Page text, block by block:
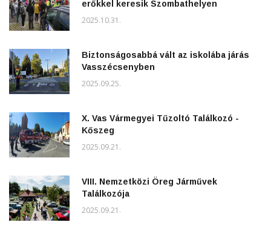
erőkkel keresik Szombathelyen
2025.10.31.
Biztonságosabbá vált az iskolába járás
Vasszécsenyben
2025.09.25.
X. Vas Vármegyei Tűzoltó Találkozó -
Kőszeg
2025.09.21.
VIII. Nemzetközi Öreg Járművek
Találkozója
2025.09.21.